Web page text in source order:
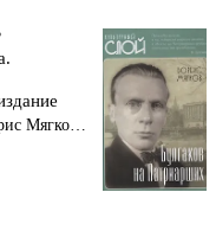
Мягков,